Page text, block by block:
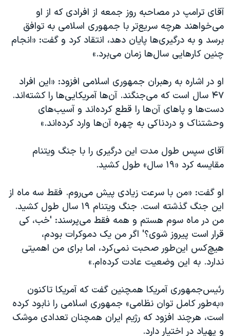
آقای ترامپ در مصاحبه روز جمعه از افرادی که از او
می‌خواهند هرچه سریع‌تر با جمهوری اسلامی به توافق
برسد و به درگیری‌ها پایان دهد، انتقاد کرد و گفت: «انجام
چنین کارهایی سال‌ها زمان می‌برد.»
او در اشاره به رهبران جمهوری اسلامی افزود: «این افراد
۴۷ سال است که می‌جنگند. آن‌ها آمریکایی‌ها را کشته‌اند.
دست‌ها و پاهای آن‌ها را قطع کرده‌اند و آسیب‌های
وحشتناک و دردناکی به چهره آن‌ها وارد کرده‌اند.»
‌آقای سپس طول مدت این درگیری را با جنگ ویتنام
مقایسه کرد «۱۹ سال» طول کشید.
او گفت: «من با سرعت زیادی پیش می‌روم. فقط سه ماه از
این جنگ گذشته است. جنگ ویتنام ۱۹ سال طول کشید.
من در ماه سوم هستم و همه فقط می‌پرسند: 'خب، کی
قرار است پیروز شوی؟' اگر من یک دموکرات بودم،
هیچ‌کس این‌طور صحبت نمی‌کرد، اما برای من اهمیتی
ندارد. به این وضعیت عادت کرده‌ام.»
رئیس‌جمهوری آمریکا همچنین گفت که آمریکا تاکنون
«به‌طور کامل توان نظامی» جمهوری اسلامی را نابود کرده
است، هرچند افزود که رژیم ایران همچنان تعدادی موشک
و پهپاد در اختیار دارد.